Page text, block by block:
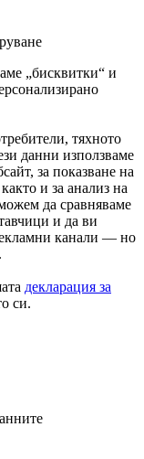
„бисквитки“ и
тяхното
данни използваме
за показване на
и за анализ на
да сравняваме
и да ви
канали — но
декларация за
си.